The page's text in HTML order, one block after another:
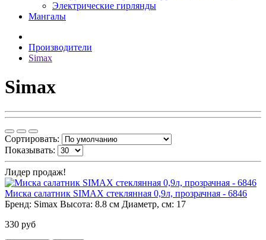
Электрические гирлянды
Мангалы
Производители
Simax
Simax
Сортировать:
Показывать:
Лидер продаж!
Миска салатник SIMAX стеклянная 0,9л, прозрачная - 6846
Бренд: Simax Высота: 8.8 см Диаметр, см: 17
330 руб